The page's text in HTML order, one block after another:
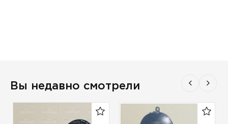
Вы недавно смотрели